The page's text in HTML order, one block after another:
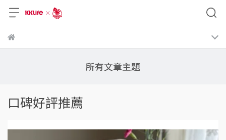
所有文章主題
口碑好評推薦